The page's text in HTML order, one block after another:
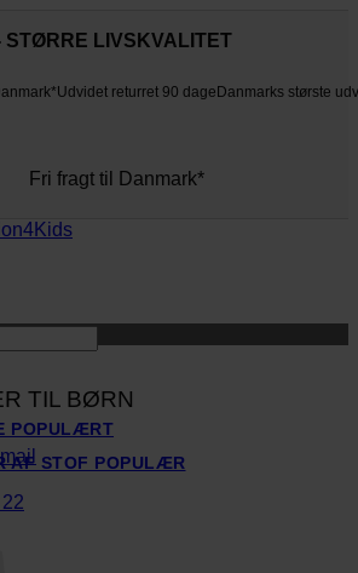
STØRRE LIVSKVALITET
Udvidet returret 90 dage Danmarks største
Fri fragt til Danmark*
TIL BØRN
AF STOF